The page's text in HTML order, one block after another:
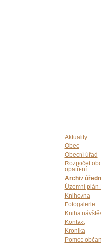
Aktuality
Obec
Obecní úřad
Rozpočet
opatření
Archiv
Územní plán
Knihovna
Fotogalerie
Kniha
Kontakt
Kronika
Pomoc